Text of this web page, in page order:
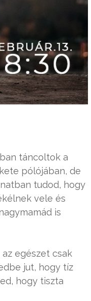
táncoltok a
pólójában, de
tudod, hogy
vele és
is
egészet csak
jut, hogy tíz
hogy tiszta